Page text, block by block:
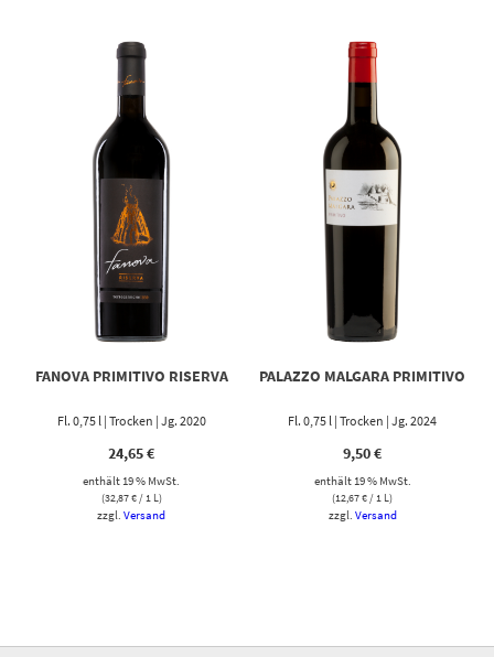
FANOVA PRIMITIVO RISERVA
Fl. 0,75 l | Trocken | Jg. 2020
24,65€
enthält 19 % MwSt.
(32,87€/ 1 L)
zzgl.Versand
PALAZZO MALGARA PRIMITIVO
Fl. 0,75 l | Trocken | Jg. 2024
9,50€
enthält 19 % MwSt.
(12,67€ / 1 L)
zzgl. Versand